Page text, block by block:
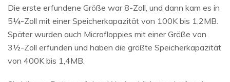
Die erste erfundene Größe war 8-Zoll, und dann kam es in
5¼-Zoll mit einer Speicherkapazität von 100K bis 1,2MB.
Später wurden auch Microfloppies mit einer Größe von
3½-Zoll erfunden und haben die größte Speicherkapazität
von 400K bis 1,4MB.